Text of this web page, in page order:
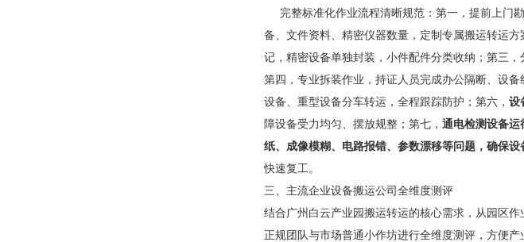
完整标准化作业流程清晰规范：第一，提前上门
备、文件资料、精密仪器数量，定制专属搬运转运
记，精密设备单独封装，小件配件分类收纳；第三
第四，专业拆装作业，持证人员完成办公隔断、设
设备、重型设备分车转运，全程跟踪防护；第六， 设
障设备受力均匀、摆放规整；第七， 通电检测设备运
纸、成像模糊、电路报错、参数漂移等问题，确保设
快速复工。
三、主流企业设备搬运公司全维度测评
结合广州白云产业园搬运转运的核心需求，从园区
正规团队与市场普通小作坊进行全维度测评，方便产